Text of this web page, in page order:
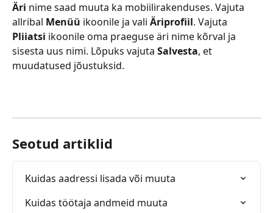
Äri nime saad muuta ka mobiilirakenduses. Vajuta
allribal Menüü ikoonile ja vali Äriprofiil. Vajuta
Pliiatsi ikoonile oma praeguse äri nime kõrval ja
sisesta uus nimi. Lõpuks vajuta Salvesta, et
muudatused jõustuksid.
Seotud artiklid
Kuidas aadressi lisada või muuta
Kuidas töötaja andmeid muuta